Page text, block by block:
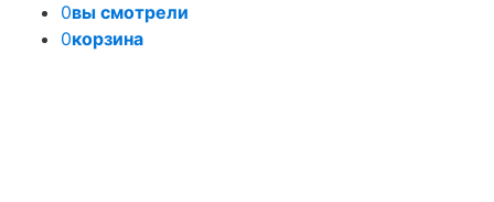
0вы смотрели
0корзина